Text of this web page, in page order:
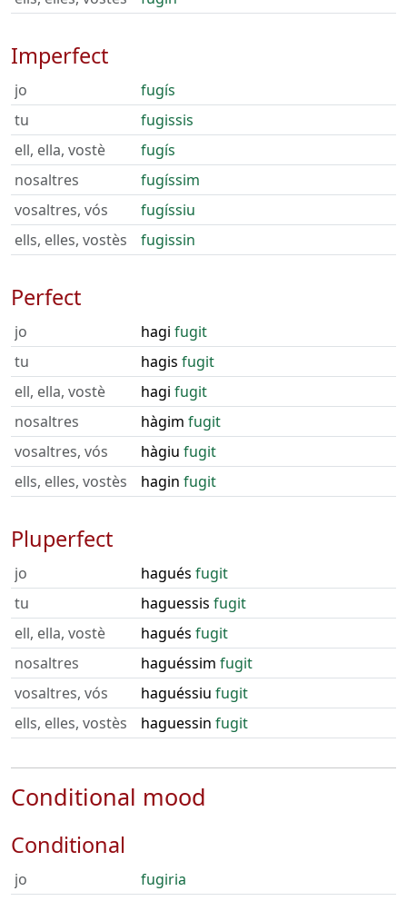
Imperfect
jo
fugís
tu
fugissis
ell, ella, vostè
fugís
nosaltres
fugíssim
vosaltres, vós
fugíssiu
ells, elles, vostès
fugissin
Perfect
jo hagi fugit
tu
hagis fugit
ell, ella, vostè
hagi fugit
nosaltres
hàgim fugit
vosaltres, vós
hàgiu fugit
ells, elles, vostès
hagin fugit
Pluperfect
jo hagués fugit
tu
haguessis fugit
ell, ella, vostè
hagués fugit
nosaltres
haguéssim fugit
vosaltres, vós
haguéssiu fugit
ells, elles, vostès
haguessin fugit
Conditional mood
Conditional
jo
fugiria